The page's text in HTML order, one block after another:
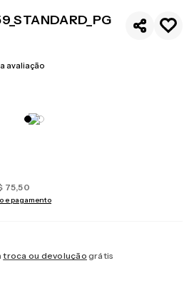
avaliação
75,50
e pagamento
troca ou devolução grátis